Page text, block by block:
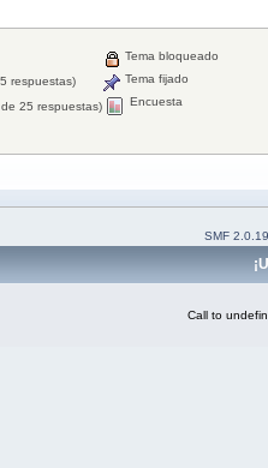
respuestas)
25 respuestas)
Tema bloqueado
Tema fijado
Encuesta
SMF 2.0.19
Call to